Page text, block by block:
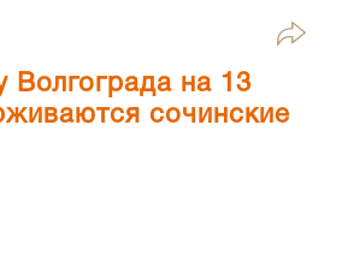
Волгограда на 13
сочинские